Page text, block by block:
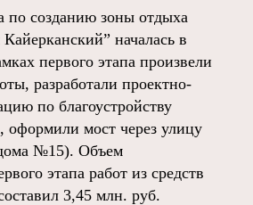
по созданию зоны отдыха
началась в
первого этапа произвели
разработали проектно-
по благоустройству
оформили мост через улицу
№15). Объем
этапа работ из средств
3,45 млн. руб.